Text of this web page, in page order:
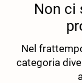
Non ci
Nel
categoria